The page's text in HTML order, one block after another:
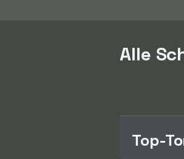
Alle
Top-